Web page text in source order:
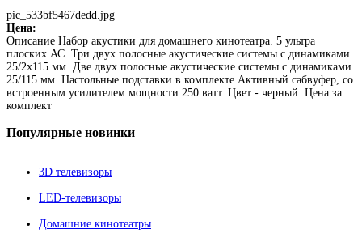
pic_533bf5467dedd.jpg
Цена:
Описание Набор акустики для домашнего кинотеатра. 5 ультра
плоских АС. Три двух полосные акустические системы с динамиками
25/2х115 мм. Две двух полосные акустические системы с динамиками
25/115 мм. Настольные подставки в комплекте.Активный сабвуфер, со
встроенным усилителем мощности 250 ватт. Цвет - черный. Цена за
комплект
Популярные новинки
3D телевизоры
LED-телевизоры
Домашние кинотеатры